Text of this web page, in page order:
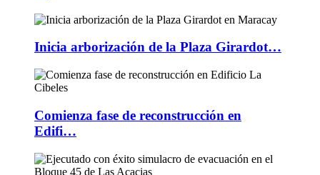
Inicia arborización de la Plaza Girardot…
Comienza fase de reconstrucción en
Edifi…